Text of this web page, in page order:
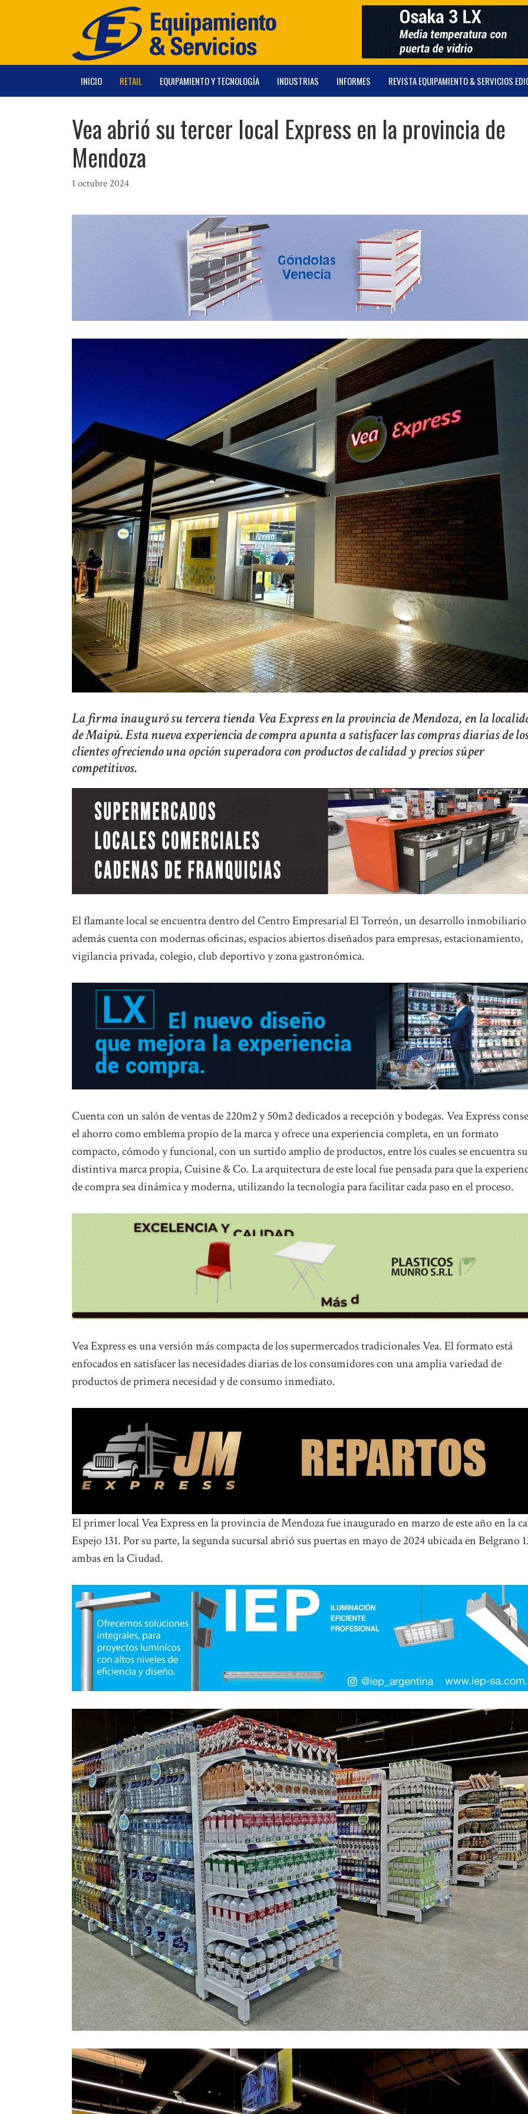
INICIO RETAIL EQUIPAMIENTO Y TECNOLOGÍA INDUSTRIAS INFORMES REVISTA EQUIPAMIENTO & SERVICIOS
Vea abrió su tercer local Express en la provincia de
Mendoza
1 octubre 2024
La firma inauguró su tercera tienda Vea Express en la provincia de Mendoza, en la
de Maipú. Esta nueva experiencia de compra apunta a satisfacer las compras diarias de
clientes ofreciendo una opción superadora con productos de calidad y precios súper
competitivos.
El flamante local se encuentra dentro del Centro Empresarial El Torreón, un desarrollo inmobiliario
además cuenta con modernas oficinas, espacios abiertos diseñados para empresas, estacionamiento,
vigilancia privada, colegio, club deportivo y zona gastronómica.
Cuenta con un salón de ventas de 220m2 y 50m2 dedicados a recepción y bodegas. Vea Express
el ahorro como emblema propio de la marca y ofrece una experiencia completa, en un formato
compacto, cómodo y funcional, con un surtido amplio de productos, entre los cuales se encuentra su
distintiva marca propia, Cuisine & Co. La arquitectura de este local fue pensada para que la
de compra sea dinámica y moderna, utilizando la tecnología para facilitar cada paso en el proceso.
Vea Express es una versión más compacta de los supermercados tradicionales Vea. El formato está
enfocados en satisfacer las necesidades diarias de los consumidores con una amplia variedad de
productos de primera necesidad y de consumo inmediato.
El primer local Vea Express en la provincia de Mendoza fue inaugurado en marzo de este año en la
Espejo 131. Por su parte, la segunda sucursal abrió sus puertas en mayo de 2024 ubicada en Belgrano
ambas en la Ciudad.